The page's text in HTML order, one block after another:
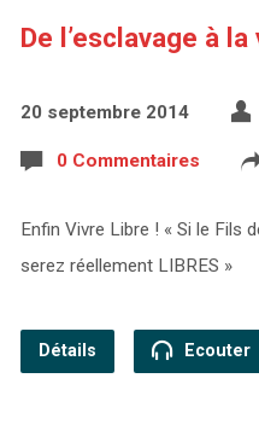
De l’esclavage à
20 septembre 2014
0 Commentaires
Enfin Vivre Libre ! « Si le Fils
serez réellement LIBRES »
Détails Ecouter